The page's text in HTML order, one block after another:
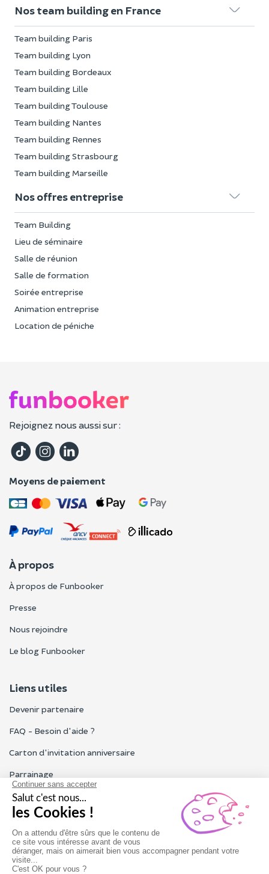
Nos team building en France
Team building Paris
Team building Lyon
Team building Bordeaux
Team building Lille
Team building Toulouse
Team building Nantes
Team building Rennes
Team building Strasbourg
Team building Marseille
Nos offres entreprise
Team Building
Lieu de séminaire
Salle de réunion
Salle de formation
Soirée entreprise
Animation entreprise
Location de péniche
Rejoignez nous aussi sur :
Moyens de paiement
À propos
À propos de Funbooker
Presse
Nous rejoindre
Le blog Funbooker
Liens utiles
Devenir partenaire
FAQ - Besoin d'aide ?
Carton d'invitation anniversaire
Parrainage
Tous les avis Funbooker
Particuliers, entreprises, professionnels
Notre service client est ouvert du lundi au vendredi de 9h à 18h